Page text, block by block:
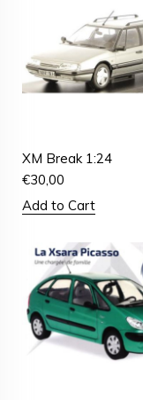
XM Break 1:24
€30,00
Add to Cart